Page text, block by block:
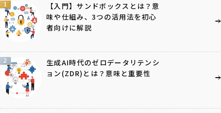
1
【入門】サンドボックスとは？意
味や仕組み、3つの活用法を初心
者向けに解説
2
生成AI時代のゼロデータリテンシ
ョン(ZDR)とは？意味と重要性